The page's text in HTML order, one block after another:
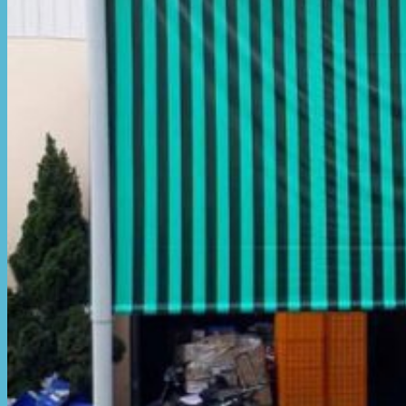
Giới thiệu Hòa Phát Đạt
Sản Phẩm Dù Che Ngoài Trời
Dù che sự kiện
Dù lệch tâm
Sản Phẩm Mái Che Di Động
Mái hiên di động
Mái xếp di động
Nhà bạt di động